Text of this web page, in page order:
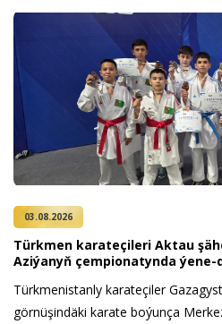
03.08.2026
Türkmen karateçileri Aktau
Aziýanyň çempionatynda
Türkmenistanly karateçiler
görnüşindäki karate boýunça